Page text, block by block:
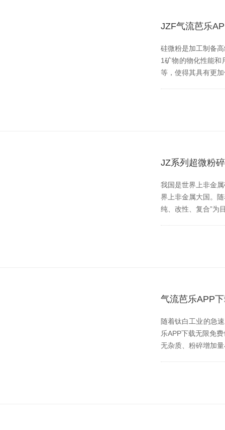
JZF气流芭乐
硅微粉是加工制备高
1矿物的物化性能和用
等，使得其具有更
JZ系列超微粉
我国是世界上非金属
界上非金属大国
纯、改性、复合
气流芭乐APP
随着钛白工业的急速发
乐APP下载无限免费
无杂质、粉碎增